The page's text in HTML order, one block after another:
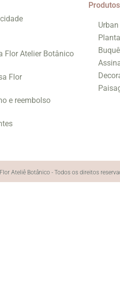
Flor Atelier Botânico
Flor
e reembolso
Ateliê Botânico - Todos os direitos